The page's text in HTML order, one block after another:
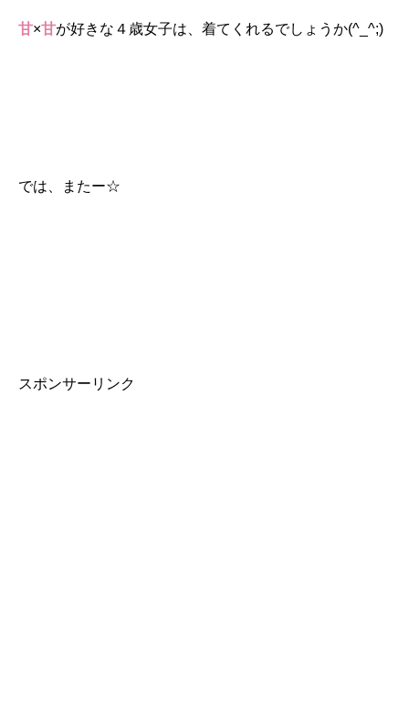
甘×甘が好きな４歳女子は、着てくれるでしょうか(^_^;)
では、またー☆
スポンサーリンク